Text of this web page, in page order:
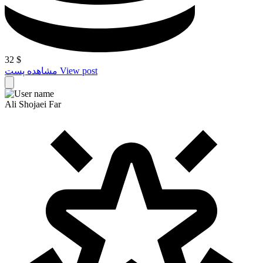
32 $
مشاهده پست View post
Ali Shojaei Far